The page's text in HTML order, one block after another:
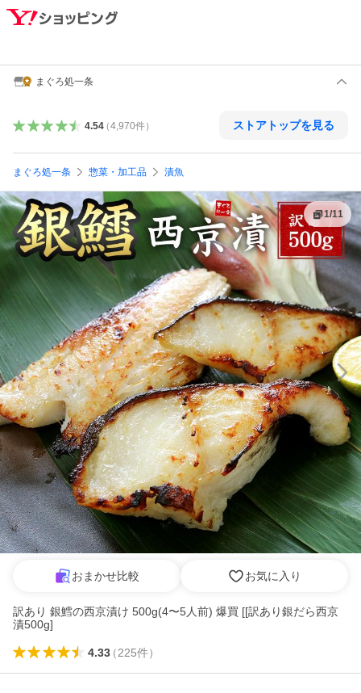
まぐろ処一条
4.54（4,970件） ストアトップを見る
まぐろ処一条 惣菜・加工品 漬魚
1/11
おまかせ比較 お気に入り
訳あり 銀鱈の西京漬け 500g(4〜5人前) 爆買 [[訳あり銀だら西京
漬500g]
4.33（225件）